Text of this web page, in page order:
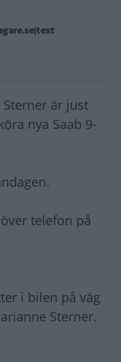
är just
nya Saab 9-
telefon på
i bilen på väg
Sterner.